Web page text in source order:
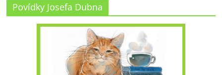
Povídky Josefa Dubna